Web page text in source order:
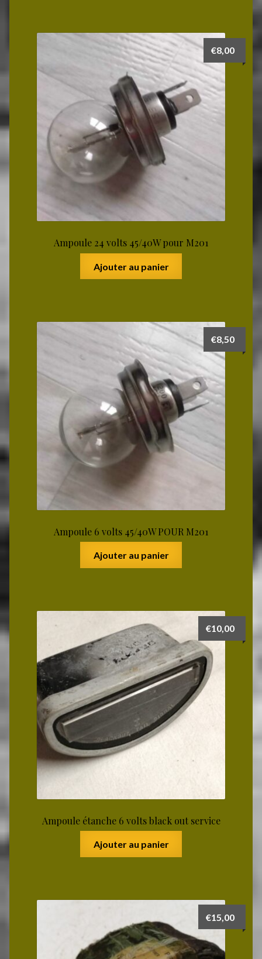
Ampoule 24 volts 45/40W pour M201
€8,00
Ajouter au panier
Ampoule 6 volts 45/40W POUR M201
€8,50
Ajouter au panier
Ampoule étanche 6 volts black out service
€10,00
Ajouter au panier
€15,00